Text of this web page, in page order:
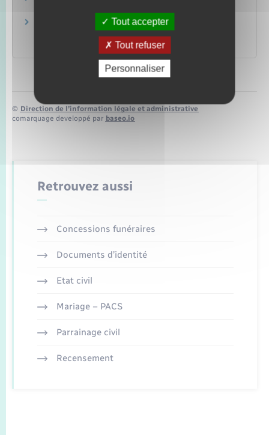
Huissier de justice (à présent appelé
commissaire de justice)
© Direction de l’information légale et administrative
comarquage developpé par baseo.io
Retrouvez aussi
Concessions funéraires
Documents d’identité
Etat civil
Mariage – PACS
Parrainage civil
Recensement
Tout accepter
Tout refuser
Personnaliser